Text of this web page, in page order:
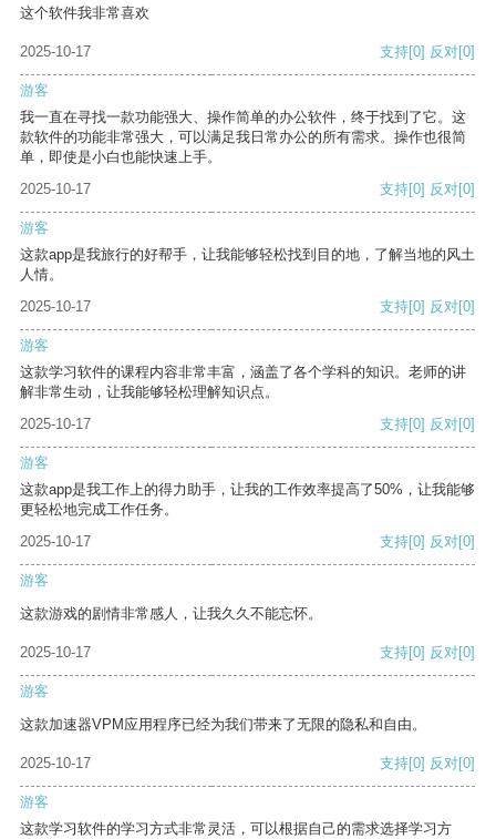
这个软件我非常喜欢
2025-10-17 支持[0] 反对[0]
游客
我一直在寻找一款功能强大、操作简单的办公软件，终于找到了它。这
款软件的功能非常强大，可以满足我日常办公的所有需求。操作也很简
单，即使是小白也能快速上手。
2025-10-17
支持[0] 反对[0]
游客
这款app是我旅行的好帮手，让我能够轻松找到目的地，了解当地的风土
人情。
2025-10-17
支持[0] 反对[0]
游客
这款学习软件的课程内容非常丰富，涵盖了各个学科的知识。老师的讲
解非常生动，让我能够轻松理解知识点。
2025-10-17
支持[0] 反对[0]
游客
这款app是我工作上的得力助手，让我的工作效率提高了50%，让我能够
更轻松地完成工作任务。
2025-10-17
支持[0] 反对[0]
游客
这款游戏的剧情非常感人，让我久久不能忘怀。
2025-10-17 支持[0] 反对[0]
游客
这款加速器VPM应用程序已经为我们带来了无限的隐私和自由。
2025-10-17 支持[0] 反对[0]
游客
这款学习软件的学习方式非常灵活，可以根据自己的需求选择学习方